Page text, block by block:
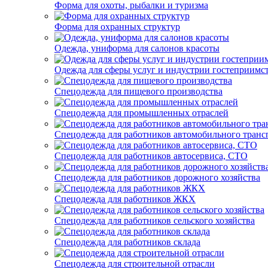
Форма для охоты, рыбалки и туризма
Форма для охранных структур
Одежда, униформа для салонов красоты
Одежда для сферы услуг и индустрии
Спецодежда для пищевого производства
Спецодежда для промышленных отраслей
Спецодежда для работников автомобильного
Спецодежда для работников автосервиса, СТО
Спецодежда для работников дорожного хозяйства
Спецодежда для работников ЖКХ
Спецодежда для работников сельского хозяйства
Спецодежда для работников склада
Спецодежда для строительной отрасли